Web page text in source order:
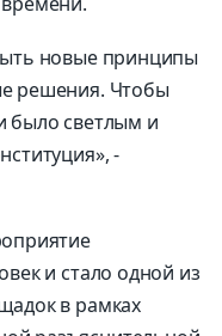
новые принципы
решения. Чтобы
было светлым и
-
и стало одной из
в рамках